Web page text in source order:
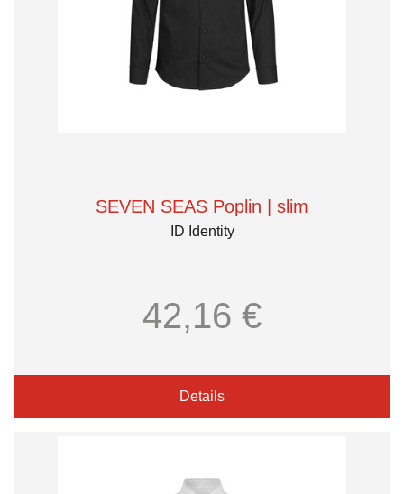
SEVEN SEAS Poplin | slim
ID Identity
42,16 €
Details